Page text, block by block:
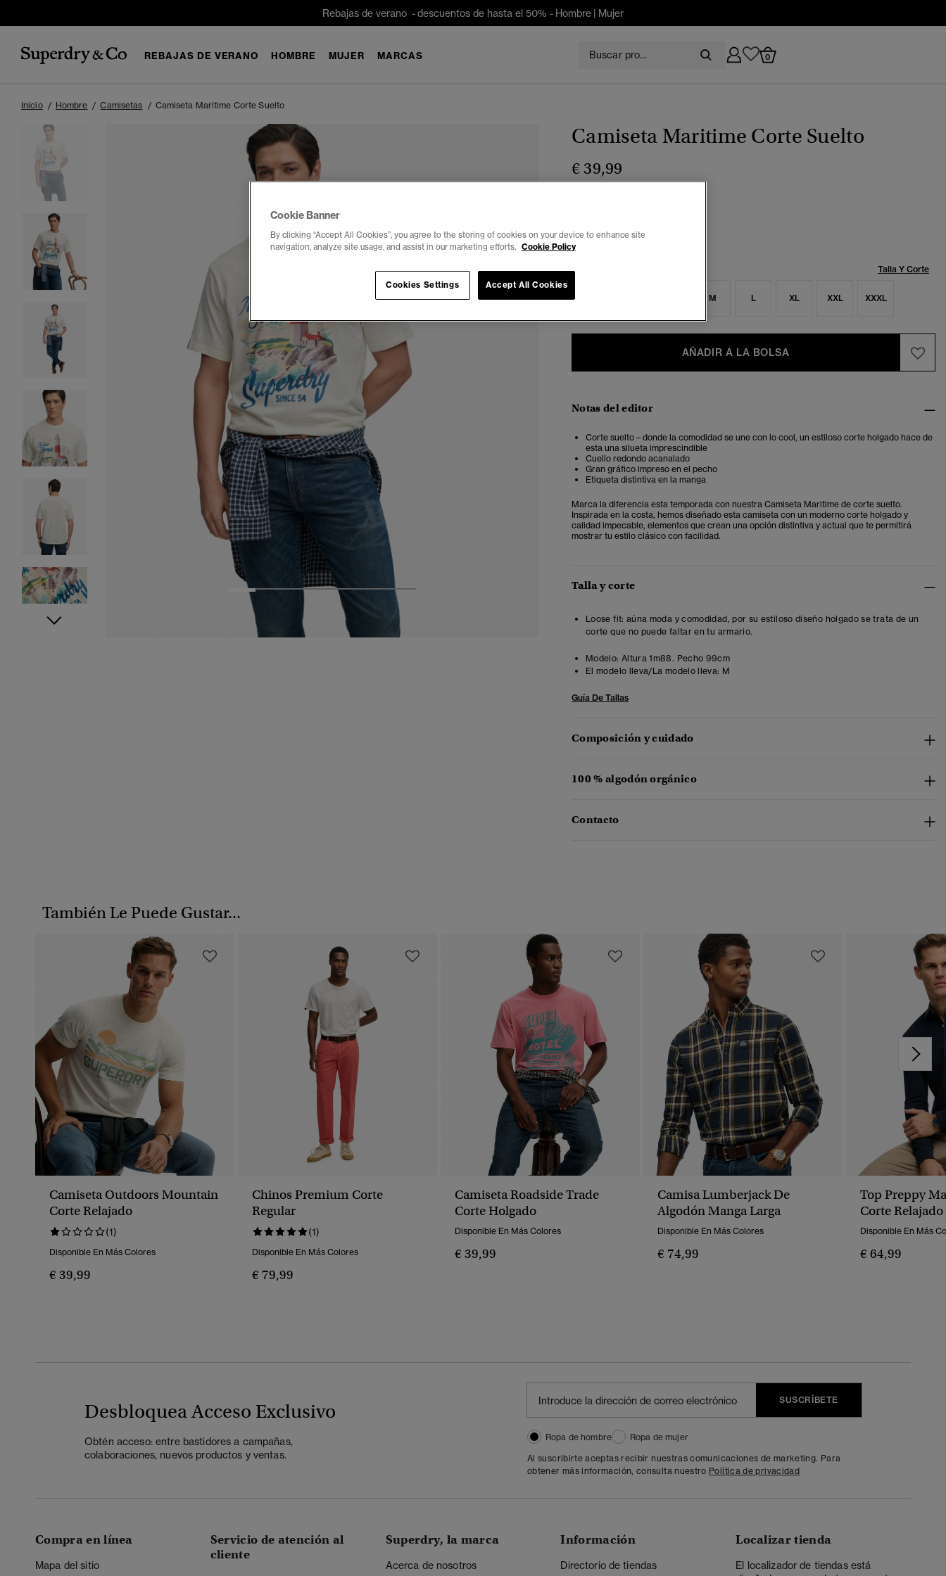
Rebajas de verano - descuentos de hasta el 50% - Hombre | Mujer
REBAJAS DE VERANO HOMBRE MUJER MARCAS 0
Inicio Hombre Camisetas Camiseta Maritime Corte Suelto
5
Camiseta Maritime Corte Suelto
€ 39,99
Talla Y Corte
M L XL XXL XXXL
AÑADIR A LA BOLSA
Notas del editor
Corte suelto – donde la comodidad se une con lo cool, un estiloso corte holgado hace de
esta una silueta imprescindible
Cuello redondo acanalado
Gran gráfico impreso en el pecho
Etiqueta distintiva en la manga
Marca la diferencia esta temporada con nuestra Camiseta Maritime de corte suelto.
Inspirada en la costa, hemos diseñado esta camiseta con un moderno corte holgado y
calidad impecable, elementos que crean una opción distintiva y actual que te permitirá
mostrar tu estilo clásico con facilidad.
Talla y corte
Loose fit: aúna moda y comodidad, por su estiloso diseño holgado se trata de un
corte que no puede faltar en tu armario.
Modelo: Altura 1m88. Pecho 99cm
El modelo lleva/La modelo lleva: M
Guía De Tallas
Composición y cuidado
100 % algodón orgánico
Contacto
También Le Puede Gustar...
Camiseta Outdoors Mountain
Corte Relajado
(1)
Disponible En Más Colores
€ 39,99
Chinos Premium Corte
Regular
(1)
Disponible En Más Colores
€ 79,99
Camiseta Roadside Trade
Corte Holgado
Disponible En Más Colores
€ 39,99
Camisa Lumberjack De
Algodón Manga Larga
Disponible En Más Colores
€ 74,99
Top Preppy
Corte Relajado
Disponible En Más
€ 64,99
Desbloquea Acceso Exclusivo
Obtén acceso: entre bastidores a campañas,
colaboraciones, nuevos productos y ventas.
SUSCRÍBETE
Ropa de hombre
Ropa de mujer
Al suscribirte aceptas recibir nuestras comunicaciones de marketing. Para
obtener más información, consulta nuestro Política de privacidad
Compra en línea
Mapa del sitio
Servicio de atención al
cliente
Superdry, la marca
Acerca de nosotros
Información
Directorio de tiendas
Localizar tienda
El localizador de tiendas está
Cookie Banner
By clicking “Accept All Cookies”, you agree to the storing of cookies on your device to enhance site
navigation, analyze site usage, and assist in our marketing efforts. Cookie Policy
Accept All Cookies
Cookies Settings